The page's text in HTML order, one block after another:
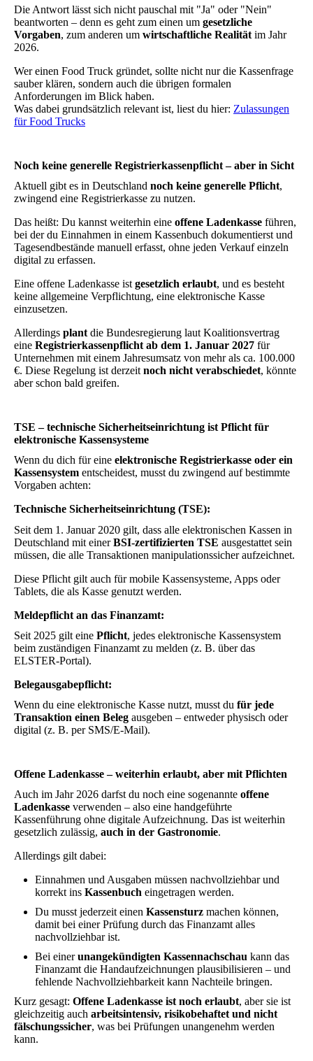
Die Antwort lässt sich nicht pauschal mit "Ja" oder "Nein"
beantworten – denn es geht zum einen um gesetzliche
Vorgaben, zum anderen um wirtschaftliche Realität im Jahr
2026.
Wer einen Food Truck gründet, sollte nicht nur die Kassenfrage
sauber klären, sondern auch die übrigen formalen
Anforderungen im Blick haben.
Was dabei grundsätzlich relevant ist, liest du hier: Zulassungen
für Food Trucks
Noch keine generelle Registrierkassenpflicht – aber in Sicht
Aktuell gibt es in Deutschland noch keine generelle Pflicht,
zwingend eine Registrierkasse zu nutzen.
Das heißt: Du kannst weiterhin eine offene Ladenkasse führen,
bei der du Einnahmen in einem Kassenbuch dokumentierst und
Tagesendbestände manuell erfasst, ohne jeden Verkauf einzeln
digital zu erfassen.
Eine offene Ladenkasse ist gesetzlich erlaubt, und es besteht
keine allgemeine Verpflichtung, eine elektronische Kasse
einzusetzen.
Allerdings plant die Bundesregierung laut Koalitionsvertrag
eine Registrierkassenpflicht ab dem 1. Januar 2027 für
Unternehmen mit einem Jahresumsatz von mehr als ca. 100.000
€. Diese Regelung ist derzeit noch nicht verabschiedet, könnte
aber schon bald greifen.
TSE – technische Sicherheitseinrichtung ist Pflicht für
elektronische Kassensysteme
Wenn du dich für eine elektronische Registrierkasse oder ein
Kassensystem entscheidest, musst du zwingend auf bestimmte
Vorgaben achten:
Technische Sicherheitseinrichtung (TSE):
Seit dem 1. Januar 2020 gilt, dass alle elektronischen Kassen in
Deutschland mit einerBSI-zertifizierten TSE ausgestattet sein
müssen, die alle Transaktionen manipulationssicher aufzeichnet.
Diese Pflicht gilt auch für mobile Kassensysteme, Apps oder
Tablets, die als Kasse genutzt werden.
Meldepflicht an das Finanzamt:
Seit 2025 gilt eine Pflicht, jedes elektronische Kassensystem
beim zuständigen Finanzamt zu melden (z. B. über das
ELSTER-Portal).
Belegausgabepflicht:
Wenn du eine elektronische Kasse nutzt, musst du für jede
Transaktion einen Beleg ausgeben – entweder physisch oder
digital (z. B. per SMS/E-Mail).
Offene Ladenkasse – weiterhin erlaubt, aber mit Pflichten
Auch im Jahr 2026 darfst du noch eine sogenannte offene
Ladenkasse verwenden – also eine handgeführte
Kassenführung ohne digitale Aufzeichnung. Das ist weiterhin
gesetzlich zulässig, auch in der Gastronomie.
Allerdings gilt dabei:
Einnahmen und Ausgaben müssen nachvollziehbar und
korrekt ins Kassenbuch eingetragen werden.
Du musst jederzeit einen Kassensturz machen können,
damit bei einer Prüfung durch das Finanzamt alles
nachvollziehbar ist.
Bei einerunangekündigten Kassennachschau kann das
Finanzamt die Handaufzeichnungen plausibilisieren – und
fehlende Nachvollziehbarkeit kann Nachteile bringen.
Kurz gesagt: Offene Ladenkasse ist noch erlaubt, aber sie ist
gleichzeitig auch arbeitsintensiv, risikobehaftet und nicht
fälschungssicher, was bei Prüfungen unangenehm werden
kann.